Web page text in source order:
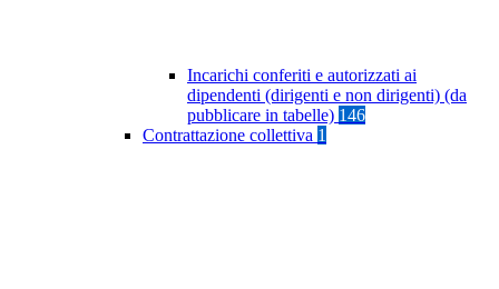
Incarichi conferiti e autorizzati ai
dipendenti (dirigenti e non dirigenti) (da
pubblicare in tabelle) 146
Contrattazione collettiva 1